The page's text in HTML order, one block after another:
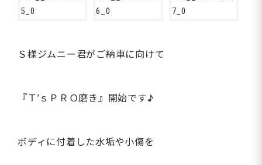
Ｓ様ジムニー君がご納車に向けて
『Ｔ’ｓＰＲＯ磨き』開始です♪
ボディに付着した水垢や小傷を